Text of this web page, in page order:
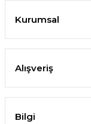
Kurumsal
Alışveriş
Bilgi